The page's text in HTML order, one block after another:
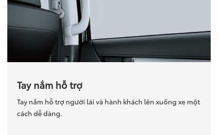
Tay nắm hỗ trợ
Tay nắm hỗ trợ người lái và hành khách lên xuống xe một
cách dễ dàng.